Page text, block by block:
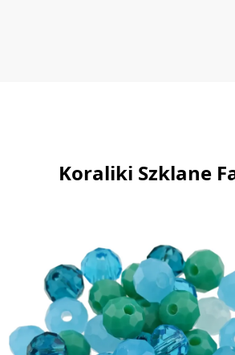
Koraliki Szklane